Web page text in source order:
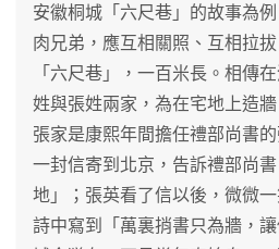
安徽桐城「六尺巷」的故事為
肉兄弟，應互相關照、互相拉
「六尺巷」，一百米長。相傳
姓與張姓兩家，為在宅地上造
張家是康熙年間擔任禮部尚書
一封信寄到北京，告訴禮部尚
地」；張英看了信以後，微微
詩中寫到「萬裏捎書只為牆，